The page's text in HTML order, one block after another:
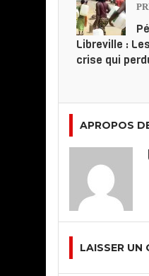
Libreville :
crise qui
APROPOS
LAISSER UN